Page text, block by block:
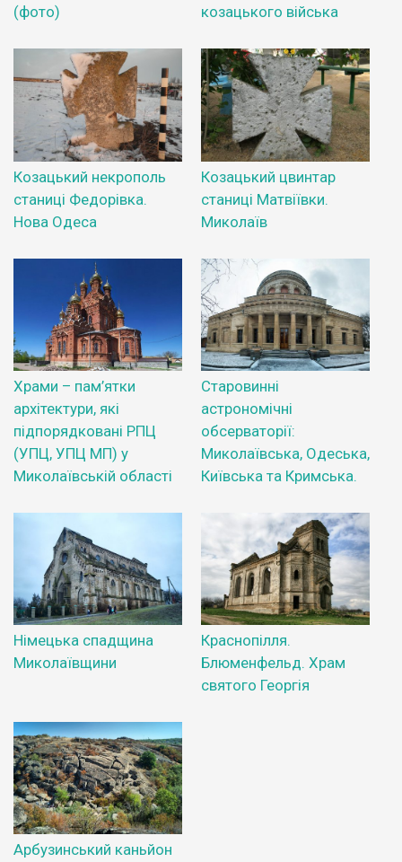
(фото)
козацького війська
Козацький некрополь
станиці Федорівка.
Нова Одеса
Козацький цвинтар
станиці Матвіївки.
Миколаїв
Храми – пам’ятки
архітектури, які
підпорядковані РПЦ
(УПЦ, УПЦ МП) у
Миколаївській області
Старовинні
астрономічні
обсерваторії:
Миколаївська, Одеська,
Київська та Кримська.
Німецька спадщина
Миколаївщини
Краснопілля.
Блюменфельд. Храм
святого Георгія
Арбузинський каньйон